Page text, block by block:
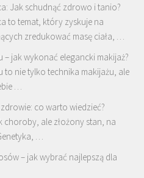
Jak schudnąć zdrowo i tanio?
to temat, który zyskuje na
zredukować masę ciała, …
jak wykonać elegancki makijaż?
to nie tylko technika makijażu, ale
…
co warto wiedzieć?
ale złożony stan, na
…
– jak wybrać najlepszą dla